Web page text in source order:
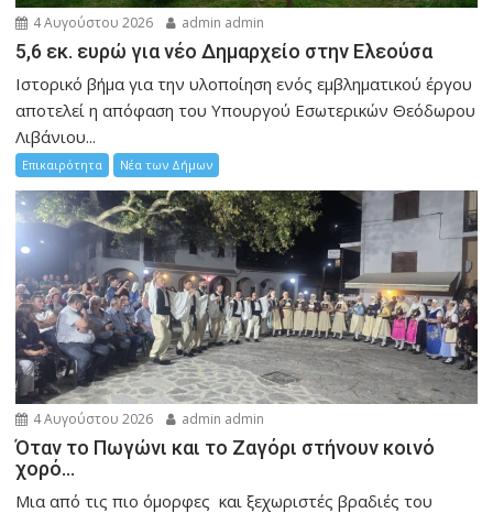
4 Αυγούστου 2026 admin admin
5,6 εκ. ευρώ για νέο Δημαρχείο στην Ελεούσα
Ιστορικό βήμα για την υλοποίηση ενός εμβληματικού έργου
αποτελεί η απόφαση του Υπουργού Εσωτερικών Θεόδωρου
Λιβάνιου...
Επικαιρότητα Νέα των Δήμων
4 Αυγούστου 2026 admin admin
Όταν το Πωγώνι και το Ζαγόρι στήνουν κοινό
χορό…
Μια από τις πιο όμορφες και ξεχωριστές βραδιές του